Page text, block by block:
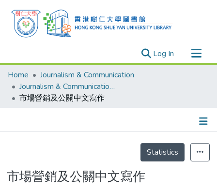
Log In (current)
Research Outputs
Researchers
Organizations
Events
Home
Journalism & Communication
Journalism & Communication - Publication
市場營銷及公關中文寫作
Statistics
市場營銷及公關中文寫作